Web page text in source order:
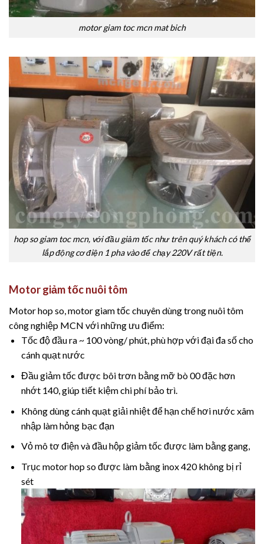
motor giam toc mcn mat bich
hop so giam toc mcn, với đầu giảm tốc như trên quý khách có thể
lắp động cơ điện 1 pha vào để chạy 220V rất tiện.
Motor giảm tốc nuôi tôm
Motor hop so, motor giam tốc chuyên dùng trong nuôi tôm
công nghiệp MCN với những ưu điểm:
Tốc độ đầu ra ~ 100 vòng/ phút, phù hợp với đại đa số cho
cánh quạt nước
Đầu giảm tốc được bôi trơn bằng mỡ bò 00 đặc hơn
nhớt 140, giúp tiết kiệm chi phí bảo trì.
Không dùng cánh quạt giải nhiệt để hạn chế hơi nước xâm
nhập làm hỏng bạc đạn
Vỏ mô tơ điện và đầu hộp giảm tốc được làm bằng gang,
Trục motor hop so được làm bằng inox 420 không bị rỉ
sét